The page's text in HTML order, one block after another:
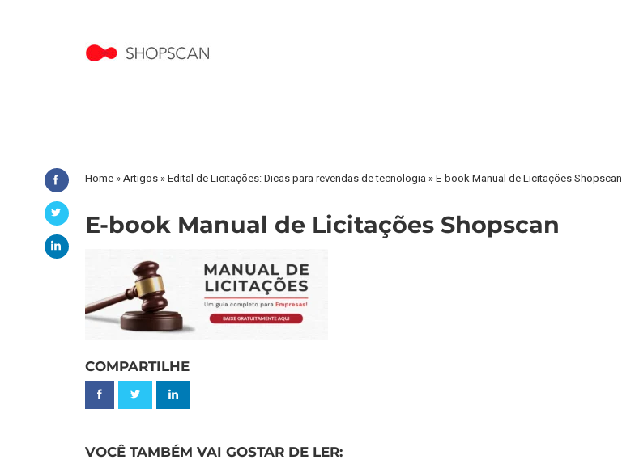
Home»Artigos»Edital de Licitações: Dicas para revendas de tecnologia»E-book Manual de Licitações Shopscan
E-book Manual de Licitações Shopscan
COMPARTILHE
VOCÊ TAMBÉM VAI GOSTAR DE LER: